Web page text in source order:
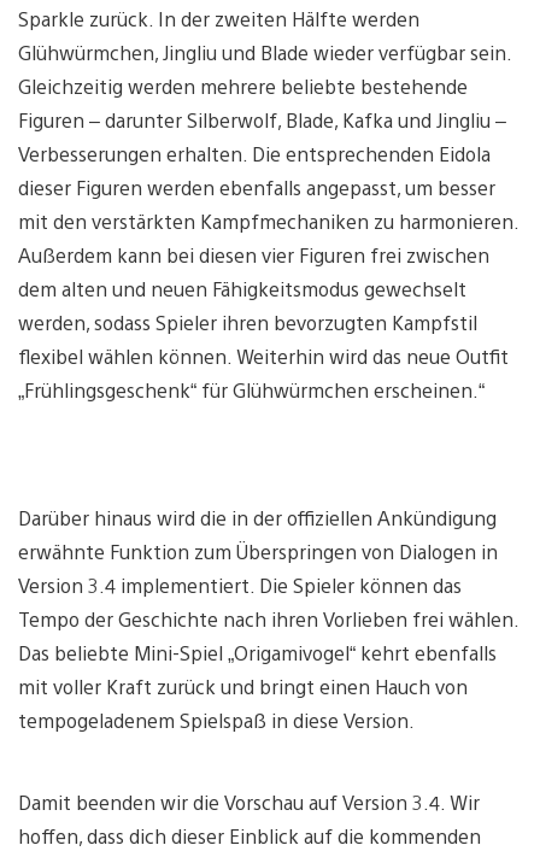
Sparkle zurück. In der zweiten Hälfte werden
Glühwürmchen, Jingliu und Blade wieder verfügbar sein.
Gleichzeitig werden mehrere beliebte bestehende
Figuren – darunter Silberwolf, Blade, Kafka und Jingliu –
Verbesserungen erhalten. Die entsprechenden Eidola
dieser Figuren werden ebenfalls angepasst, um besser
mit den verstärkten Kampfmechaniken zu harmonieren.
Außerdem kann bei diesen vier Figuren frei zwischen
dem alten und neuen Fähigkeitsmodus gewechselt
werden, sodass Spieler ihren bevorzugten Kampfstil
flexibel wählen können. Weiterhin wird das neue Outfit
„Frühlingsgeschenk“ für Glühwürmchen erscheinen.“
Darüber hinaus wird die in der offiziellen Ankündigung
erwähnte Funktion zum Überspringen von Dialogen in
Version 3.4 implementiert. Die Spieler können das
Tempo der Geschichte nach ihren Vorlieben frei wählen.
Das beliebte Mini-Spiel „Origamivogel“ kehrt ebenfalls
mit voller Kraft zurück und bringt einen Hauch von
tempogeladenem Spielspaß in diese Version.
Damit beenden wir die Vorschau auf Version 3.4. Wir
hoffen, dass dich dieser Einblick auf die kommenden